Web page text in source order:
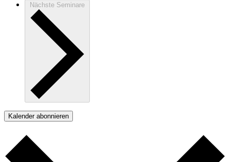
Nächste Seminare
Kalender abonnieren